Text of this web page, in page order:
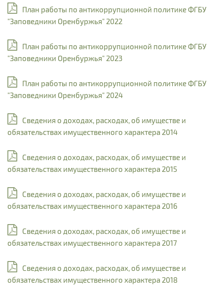
План работы по антикоррупционной политике ФГБУ
"Заповедники Оренбуржья" 2022
План работы по антикоррупционной политике ФГБУ
"Заповедники Оренбуржья" 2023
План работы по антикоррупционной политике ФГБУ
"Заповедники Оренбуржья" 2024
Сведения о доходах, расходах, об имуществе и
обязательствах имущественного характера 2014
Сведения о доходах, расходах, об имуществе и
обязательствах имущественного характера 2015
Сведения о доходах, расходах, об имуществе и
обязательствах имущественного характера 2016
Сведения о доходах, расходах, об имуществе и
обязательствах имущественного характера 2017
Сведения о доходах, расходах, об имуществе и
обязательствах имущественного характера 2018